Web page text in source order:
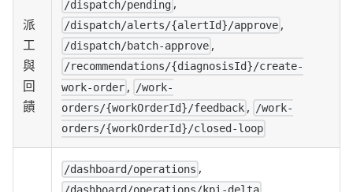
派
工
與
回
饋
/dispatch/pending ,
/dispatch/alerts/{alertId}/approve ,
/dispatch/batch-approve ,
/recommendations/{diagnosisId}/create-
work-order ,
/work-
orders/{workOrderId}/feedback , /work-
orders/{workOrderId}/closed-loop
/dashboard/operations ,